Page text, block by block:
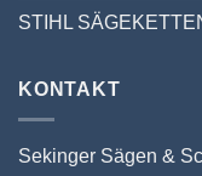
STIHL
KONTAKT
Sekinger Sägen &